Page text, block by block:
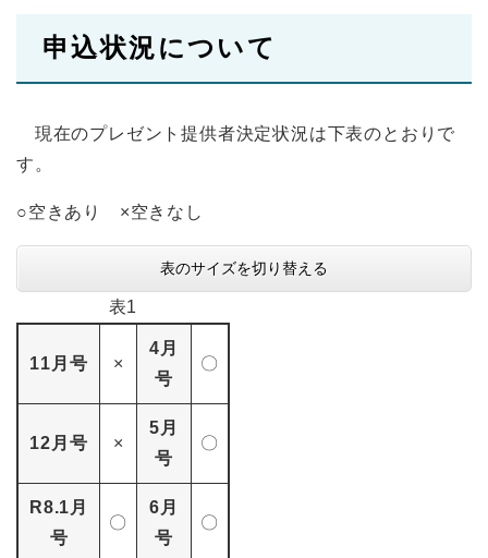
申込状況について
現在のプレゼント提供者決定状況は下表のとおりで
す。
○空きあり ×空きなし
表のサイズを切り替える
表1
11月号 ×
4月
号
〇
12月号 ×
5月
号
〇
R8.1月
号
〇
6月
号
〇